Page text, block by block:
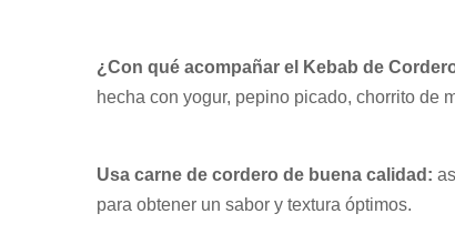
¿Con qué acompañar el Kebab de
hecha con yogur, pepino picado, chorrito de
Usa carne de cordero de buena calidad:
para obtener un sabor y textura óptimos.